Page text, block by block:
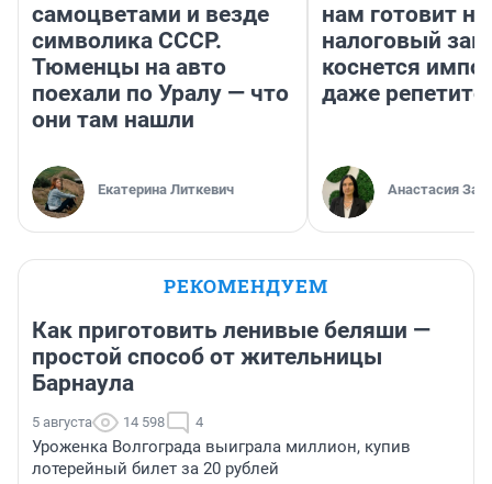
самоцветами и везде
символика СССР.
Тюменцы на авто
поехали по Уралу — что
они там нашли
Екатерина Литкевич
нам готовит
налоговый
коснется
даже
Анастасия
РЕКОМЕНДУЕМ
Как приготовить ленивые беляши —
простой способ от жительницы
Барнаула
5 августа 14 598 4
Уроженка Волгограда выиграла миллион, купив
лотерейный билет за 20 рублей